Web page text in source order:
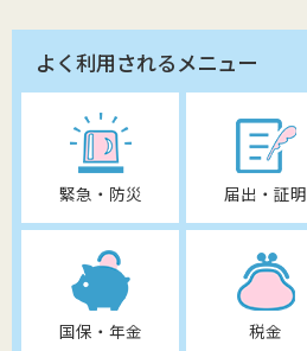
よく利用されるメニュー
緊急・防災 届出・証明
国保・年金 税金